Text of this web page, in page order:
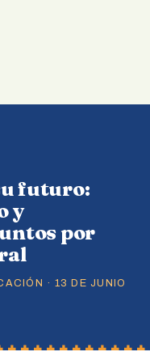
futuro:
y
por
· 13 DE JUNIO